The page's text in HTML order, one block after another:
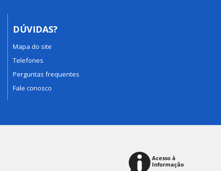
DÚVIDAS?
Mapa do site
Telefones
Perguntas frequentes
Fale conosco